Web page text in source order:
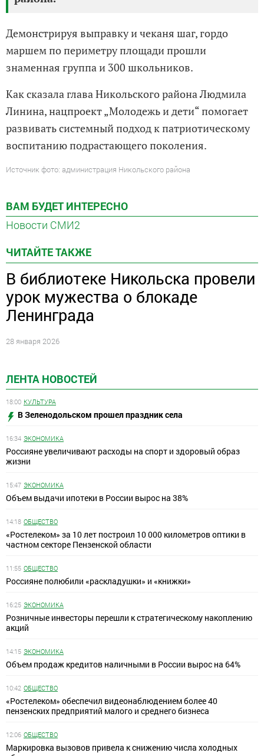
ЛЕНТА НОВОСТЕЙ
18:00 КУЛЬТУРА
В Зеленодольском прошел праздник села
16:34 ЭКОНОМИКА
Россияне увеличивают расходы на спорт и здоровый образ
жизни
15:47 ЭКОНОМИКА
Объем выдачи ипотеки в России вырос на 38%
14:18 ОБЩЕСТВО
«Ростелеком» за 10 лет построил 10 000 километров оптики в
частном секторе Пензенской области
11:55 ОБЩЕСТВО
Россияне полюбили «раскладушки» и «книжки»
16:25 ЭКОНОМИКА
Розничные инвесторы перешли к стратегическому накоплению
акций
14:15 ЭКОНОМИКА
Объем продаж кредитов наличными в России вырос на 64%
10:42 ОБЩЕСТВО
«Ростелеком» обеспечил видеонаблюдением более 40
пензенских предприятий малого и среднего бизнеса
12:06 ОБЩЕСТВО
Маркировка вызовов привела к снижению числа холодных
Демонстрируя выправку и чеканя шаг, гордо
маршем по периметру площади прошли
знаменная группа и 300 школьников.
Как сказала глава Никольского района Людмила
Линина, нацпроект „Молодежь и дети“ помогает
развивать системный подход к патриотическому
воспитанию подрастающего поколения.
Источник фото: администрация Никольского района
ВАМ БУДЕТ ИНТЕРЕСНО
Новости СМИ2
ЧИТАЙТЕ ТАКЖЕ
В библиотеке Никольска провели
урок мужества о блокаде
Ленинграда
28 января 2026